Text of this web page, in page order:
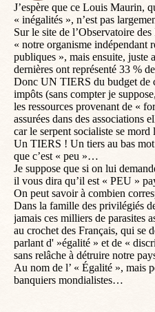
J’espère que ce Louis Maurin,
« inégalités », n’est pas
Sur le site de l’Observatoire
« notre organisme indépendant
publiques », mais ensuite, juste
dernières ont représenté 33 %
Donc UN TIERS du budget de
impôts (sans compter je
les ressources provenant de «
assurées dans des associations
car le serpent socialiste se mord
Un TIERS ! Un tiers au bas
que c’est « peu »…
Je suppose que si on lui
il vous dira qu’il est « PEU »
On peut savoir à combien
Dans la famille des privilégiés
jamais ces milliers de parasites
au crochet des Français, qui se
parlant d' »égalité » et de «
sans relâche à détruire notre
Au nom de l’ « Égalité », mais
banquiers mondialistes…